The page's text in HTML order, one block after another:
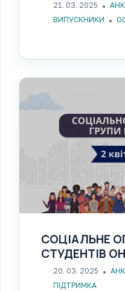
21. 03. 2025
ВИПУСКНИКИ
СОЦІАЛЬНЕ
СТУДЕНТІВ
20. 03. 2025
ПІДТРИМКА